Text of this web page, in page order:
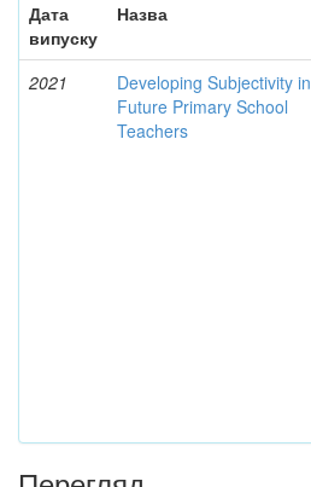
Дата
випуску
Назва
2021
Developing Subjectivity in
Future Primary School
Teachers